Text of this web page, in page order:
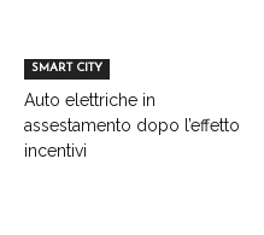
SMART CITY
Auto elettriche in
assestamento dopo l’effetto
incentivi